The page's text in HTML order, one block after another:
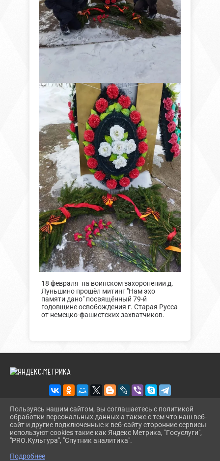
18 февраля на воинском захоронении д.
Луньшино прошёл митинг "Нам эхо
памяти дано" посвящённый 79-й
годовщине освобождения г. Старая Русса
от немецко-фашистских захватчиков.
2026 Г. BUREGSDK.RU
ВХОД
КАРТА САЙТА
Пользуясь нашим сайтом, вы соглашаетесь с политикой
обработки персональных данных а также с тем что наш веб-
сайт и другие подключенные к веб-сайту сторонние сервисы
используют cookies такие как Яндекс Метрика, "Госуслуги",
"PRO.Культура", "Спутник аналитика".
Подробнее